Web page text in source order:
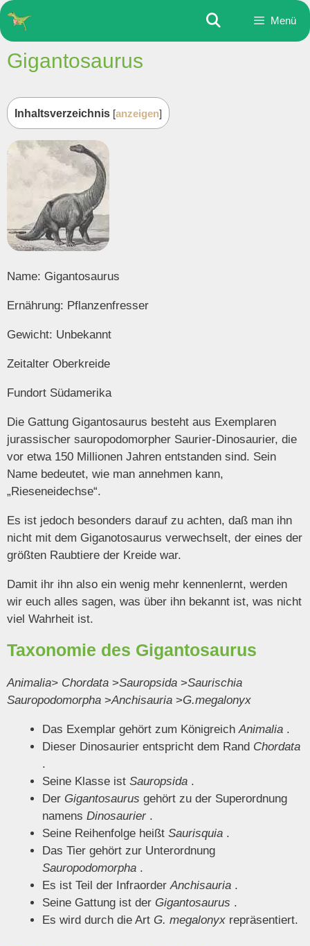
Zum
Inhalt
springen
Menü
Gigantosaurus
Inhaltsverzeichnis [anzeigen]
Name: Gigantosaurus
Ernährung: Pflanzenfresser
Gewicht: Unbekannt
Zeitalter Oberkreide
Fundort Südamerika
Die Gattung Gigantosaurus besteht aus Exemplaren
jurassischer sauropodomorpher Saurier-Dinosaurier, die
vor etwa 150 Millionen Jahren entstanden sind. Sein
Name bedeutet, wie man annehmen kann,
„Rieseneidechse“.
Es ist jedoch besonders darauf zu achten, daß man ihn
nicht mit dem Giganotosaurus verwechselt, der eines der
größten Raubtiere der Kreide war.
Damit ihr ihn also ein wenig mehr kennenlernt, werden
wir euch alles sagen, was über ihn bekannt ist, was nicht
viel Wahrheit ist.
Taxonomie des Gigantosaurus
Animalia> Chordata >Sauropsida >Saurischia
Sauropodomorpha >Anchisauria >G.megalonyx
Das Exemplar gehört zum KönigreichAnimalia .
Dieser Dinosaurier entspricht dem Rand Chordata
.
Seine Klasse ist Sauropsida .
Der Gigantosaurus gehört zu der Superordnung
namens Dinosaurier .
Seine Reihenfolge heißt Saurisquia .
Das Tier gehört zur Unterordnung
Sauropodomorpha .
Es ist Teil der InfraorderAnchisauria .
Seine Gattung ist der Gigantosaurus .
Es wird durch die Art G. megalonyx repräsentiert.